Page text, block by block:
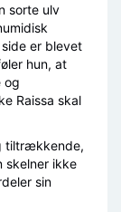
sorte ulv
er blevet
hun, at
og
Raissa skal
tiltrækkende,
skelner ikke
sin